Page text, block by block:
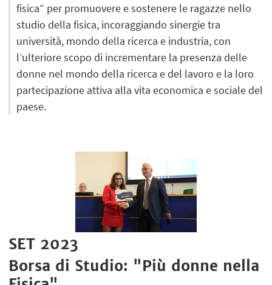
fisica” per promuovere e sostenere le ragazze nello
studio della fisica, incoraggiando sinergie tra
università, mondo della ricerca e industria, con
l’ulteriore scopo di incrementare la presenza delle
donne nel mondo della ricerca e del lavoro e la loro
partecipazione attiva alla vita economica e sociale del
paese.
SET 2023
Borsa di Studio: "Più donne nella